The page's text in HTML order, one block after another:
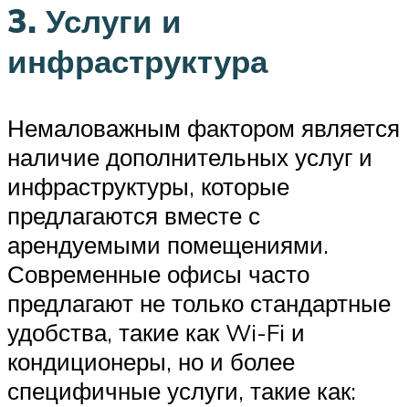
3. Услуги и
инфраструктура
Немаловажным фактором является
наличие дополнительных услуг и
инфраструктуры, которые
предлагаются вместе с
арендуемыми помещениями.
Современные офисы часто
предлагают не только стандартные
удобства, такие как Wi-Fi и
кондиционеры, но и более
специфичные услуги, такие как: